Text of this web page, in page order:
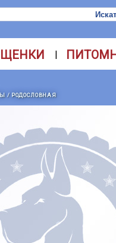
|
/ РОДОСЛОВНАЯ